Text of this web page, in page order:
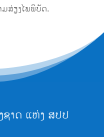
ສ່ຽງໄພພິບັດ.
ຊາດ ແຫ່ງ ສປປ